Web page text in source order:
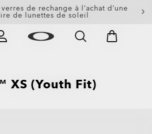
de rechange à l’achat d’une
de lunettes de soleil
sur les verres de rechange à
XS (Youth Fit)